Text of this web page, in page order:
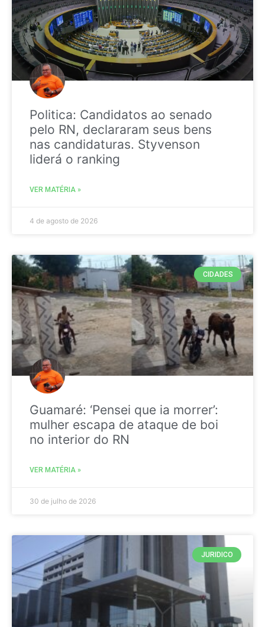
Politica: Candidatos ao senado
pelo RN, declararam seus bens
nas candidaturas. Styvenson
liderá o ranking
VER MATÉRIA »
4 de agosto de 2026
CIDADES
Guamaré: ‘Pensei que ia morrer’:
mulher escapa de ataque de boi
no interior do RN
VER MATÉRIA »
30 de julho de 2026
JURIDICO